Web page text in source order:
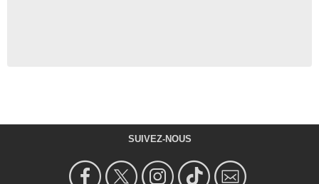
SUIVEZ-NOUS